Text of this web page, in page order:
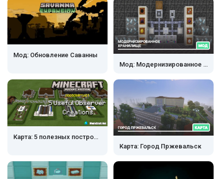
Мод: Обновление Саванны
Мод: Модернизированное хранилище
Карта: 5 полезных построек с наблюдателем
Карта: Город Пржевальск